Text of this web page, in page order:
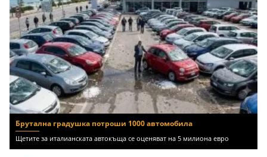
Брутална градушка потроши 1000 автомобила
Щетите за италианската автокъща се оценяват на 5 милиона евро